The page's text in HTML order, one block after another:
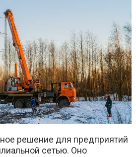
решение для предприятий
сетью. Оно